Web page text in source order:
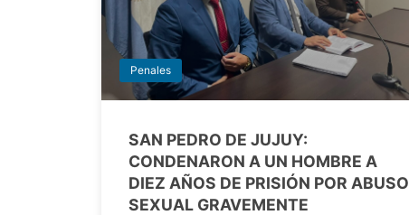
Penales
SAN PEDRO DE JUJUY:
CONDENARON A UN HOMBRE A
DIEZ AÑOS DE PRISIÓN POR ABUSO
SEXUAL GRAVEMENTE